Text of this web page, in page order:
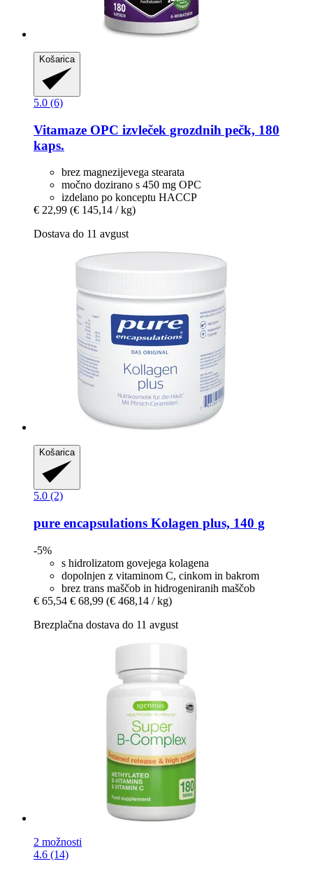
Košarica
5.0 (6)
Vitamaze OPC izvleček grozdnih pečk, 180
kaps.
brez magnezijevega stearata
močno dozirano s 450 mg OPC
izdelano po konceptu HACCP
€ 22,99 (€ 145,14 / kg)
Dostava do 11 avgust
Košarica
5.0 (2)
pure encapsulations Kolagen plus, 140 g
-5%
s hidrolizatom govejega kolagena
dopolnjen z vitaminom C, cinkom in bakrom
brez trans maščob in hidrogeniranih maščob
€ 65,54 € 68,99 (€ 468,14 / kg)
Brezplačna dostava do 11 avgust
2 možnosti
4.6 (14)